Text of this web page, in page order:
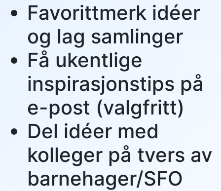
Favorittmerk idéer
og lag samlinger
Få ukentlige
inspirasjonstips på
e-post (valgfritt)
Del idéer med
kolleger på tvers av
barnehager/SFO